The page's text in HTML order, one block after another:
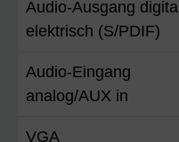
Audio-Ausgang digital
elektrisch (S/PDIF)
Audio-Eingang
analog/AUX in
VGA